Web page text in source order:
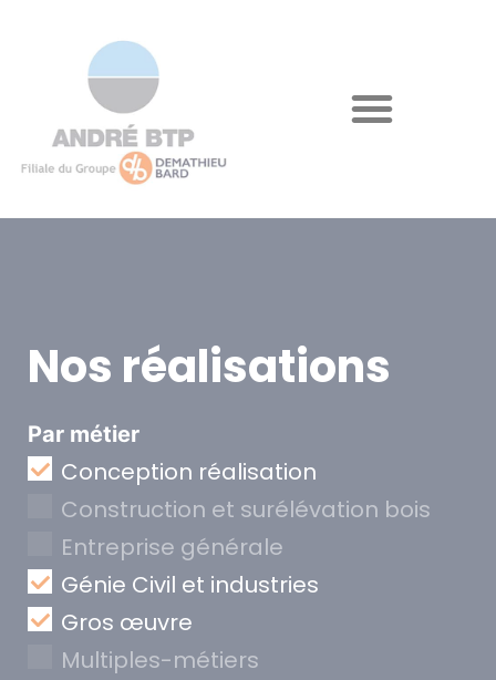
Nos réalisations
Par métier
Conception réalisation
Construction et surélévation bois
Entreprise générale
Génie Civil et industries
Gros œuvre
Multiples-métiers